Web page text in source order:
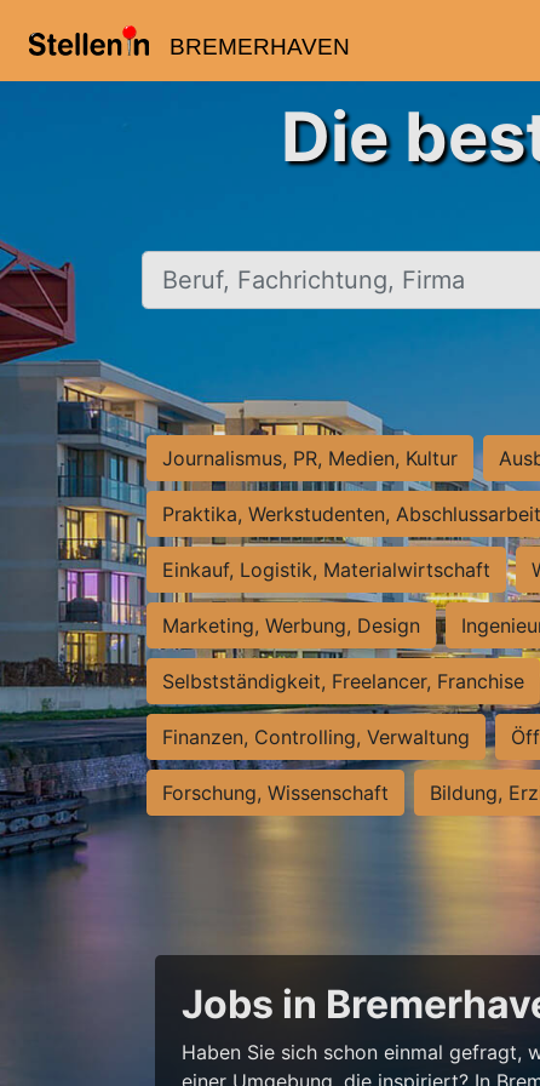
BREMERHAVEN
Die
Beruf, Fachrichtung, Firma
Journalismus, PR, Medien, Kultur
Praktika, Werkstudenten,
Einkauf, Logistik, Materialwirtschaft
Marketing, Werbung, Design
Selbstständigkeit, Freelancer, Franchise
Finanzen, Controlling, Verwaltung
Forschung, Wissenschaft Bildung,
Jobs in
Haben Sie sich schon einmal gefragt,